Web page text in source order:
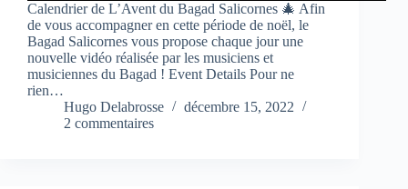
Calendrier de L’Avent du Bagad Salicornes 🎄 Afin
de vous accompagner en cette période de noël, le
Bagad Salicornes vous propose chaque jour une
nouvelle vidéo réalisée par les musiciens et
musiciennes du Bagad ! Event Details Pour ne
rien…
Hugo Delabrosse
décembre 15, 2022
2 commentaires